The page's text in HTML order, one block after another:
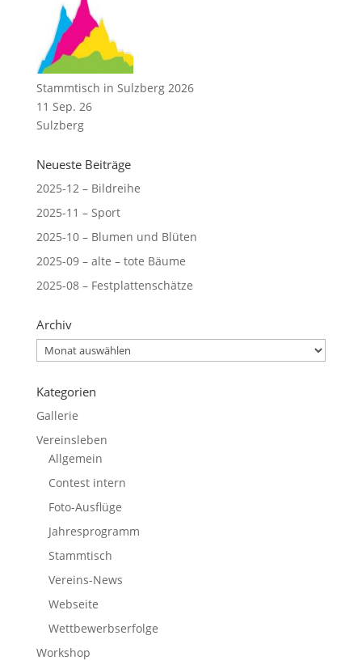
Stammtisch in Sulzberg 2026
11 Sep. 26
Sulzberg
Neueste Beiträge
2025-12 – Bildreihe
2025-11 – Sport
2025-10 – Blumen und Blüten
2025-09 – alte – tote Bäume
2025-08 – Festplattenschätze
Archiv
Archiv
Kategorien
Gallerie
Vereinsleben
Allgemein
Contest intern
Foto-Ausflüge
Jahresprogramm
Stammtisch
Vereins-News
Webseite
Wettbewerbserfolge
Workshop